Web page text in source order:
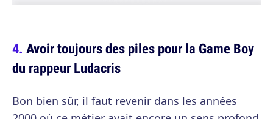
Avoir toujours des piles pour la Game Boy
du rappeur Ludacris
Bon bien sûr, il faut revenir dans les années